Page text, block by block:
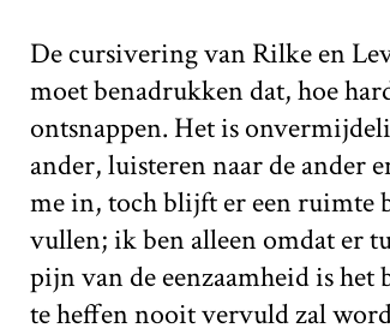
De cursivering van Rilke en
moet benadrukken dat, hoe
ontsnappen. Het is
ander, luisteren naar de ander
me in, toch blijft er een ruimte
vullen; ik ben alleen omdat er
pijn van de eenzaamheid is
te heffen nooit vervuld zal